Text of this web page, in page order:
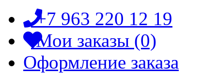
+7 963 220 12 19
Мои заказы (0)
Оформление заказа